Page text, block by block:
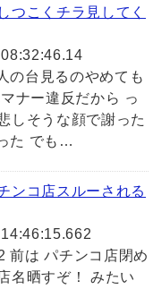
つこくチラ見してく
の台見るのやめても
ナー違反だから っ
しそうな顔で謝った
た でも…
ンコ店スルーされる
前は パチンコ店閉め
名晒すぞ！ みたい